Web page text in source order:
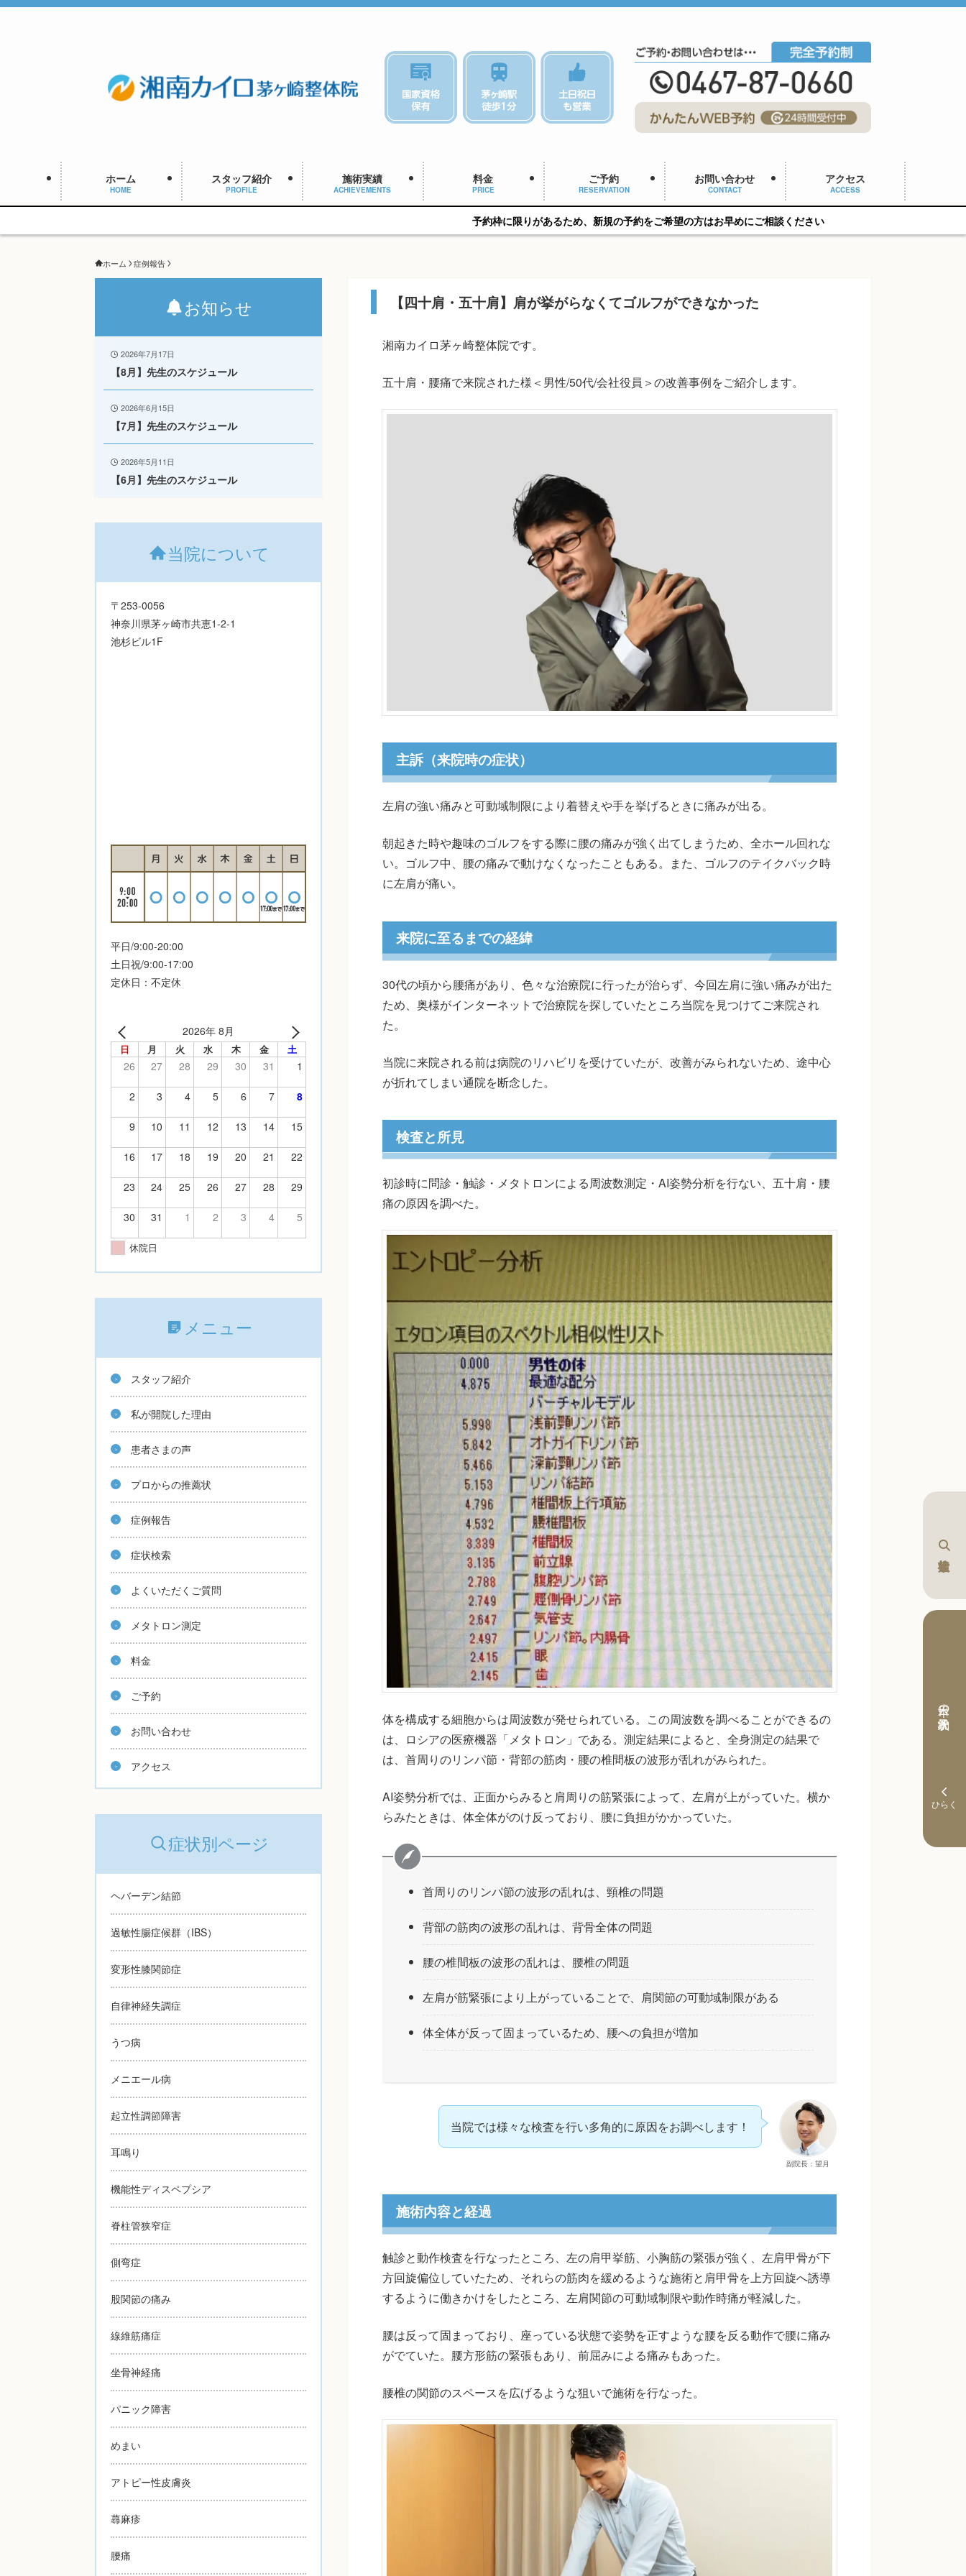
ホーム
HOME
スタッフ紹介
PROFILE
施術実績
ACHIEVEMENTS
料金
PRICE
ご予約
RESERVATION
お問い合わせ
CONTACT
アクセス
ACCESS
予約枠に限りがあるため、新規の予約をご希望の方はお早めにご相談ください
ホーム 症例報告
【四十肩・五十肩】肩が挙がらなくてゴルフができなかった
本日の予約状況
湘南カイロ茅ヶ崎整体院です。
五十肩・腰痛で来院された様＜男性/50代/会社役員＞の改善事例をご紹介します。
主訴（来院時の症状）
左肩の強い痛みと可動域制限により着替えや手を挙げるときに痛みが出る。
朝起きた時や趣味のゴルフをする際に腰の痛みが強く出てしまうため、全ホール回れな
い。ゴルフ中、腰の痛みで動けなくなったこともある。また、ゴルフのテイクバック時
に左肩が痛い。
来院に至るまでの経緯
30代の頃から腰痛があり、色々な治療院に行ったが治らず、今回左肩に強い痛みが出た
ため、奥様がインターネットで治療院を探していたところ当院を見つけてご来院され
た。
当院に来院される前は病院のリハビリを受けていたが、改善がみられないため、途中心
が折れてしまい通院を断念した。
検査と所見
初診時に問診・触診・メタトロンによる周波数測定・AI姿勢分析を行ない、五十肩・腰
痛の原因を調べた。
体を構成する細胞からは周波数が発せられている。この周波数を調べることができるの
は、ロシアの医療機器「メタトロン」である。測定結果によると、全身測定の結果で
は、首周りのリンパ節・背部の筋肉・腰の椎間板の波形が乱れがみられた。
AI姿勢分析では、正面からみると肩周りの筋緊張によって、左肩が上がっていた。横か
らみたときは、体全体がのけ反っており、腰に負担がかかっていた。
首周りのリンパ節の波形の乱れは、頸椎の問題
背部の筋肉の波形の乱れは、背骨全体の問題
腰の椎間板の波形の乱れは、腰椎の問題
左肩が筋緊張により上がっていることで、肩関節の可動域制限がある
体全体が反って固まっているため、腰への負担が増加
副院長：望月
当院では様々な検査を行い多角的に原因をお調べします！
施術内容と経過
触診と動作検査を行なったところ、左の肩甲挙筋、小胸筋の緊張が強く、左肩甲骨が下
方回旋偏位していたため、それらの筋肉を緩めるような施術と肩甲骨を上方回旋へ誘導
するように働きかけをしたところ、左肩関節の可動域制限や動作時痛が軽減した。
腰は反って固まっており、座っている状態で姿勢を正すような腰を反る動作で腰に痛み
がでていた。腰方形筋の緊張もあり、前屈みによる痛みもあった。
腰椎の関節のスペースを広げるような狙いで施術を行なった。
お知らせ
2026年7月17日
【8月】先生のスケジュール
2026年6月15日
【7月】先生のスケジュール
2026年5月11日
【6月】先生のスケジュール
当院について
〒253-0056
神奈川県茅ヶ崎市共恵1-2-1
池杉ビル1F
平日/9:00-20:00
土日祝/9:00-17:00
定休日：不定休
2026年 8月
日 月 火 水 木 金 土
26 27 28 29 30 31 1
2 3 4 5 6 7 8
9 10 11 12 13 14 15
16 17 18 19 20 21 22
23 24 25 26 27 28 29
30 31 1 2 3 4 5
休院日
メニュー
スタッフ紹介
私が開院した理由
患者さまの声
プロからの推薦状
症例報告
症状検索
よくいただくご質問
メタトロン測定
料金
ご予約
お問い合わせ
アクセス
症状別ページ
ヘバーデン結節
過敏性腸症候群（IBS）
変形性膝関節症
自律神経失調症
うつ病
メニエール病
起立性調節障害
耳鳴り
機能性ディスペプシア
脊柱管狭窄症
側弯症
股関節の痛み
線維筋痛症
坐骨神経痛
パニック障害
めまい
アトピー性皮膚炎
蕁麻疹
腰痛